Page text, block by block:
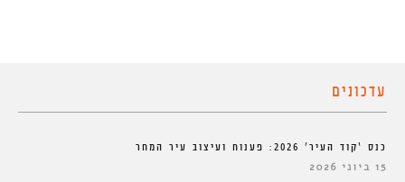
עדכונים
כנס ‘קוד העיר’ 2026: פענוח ועיצוב עיר המחר
15 ביוני 2026